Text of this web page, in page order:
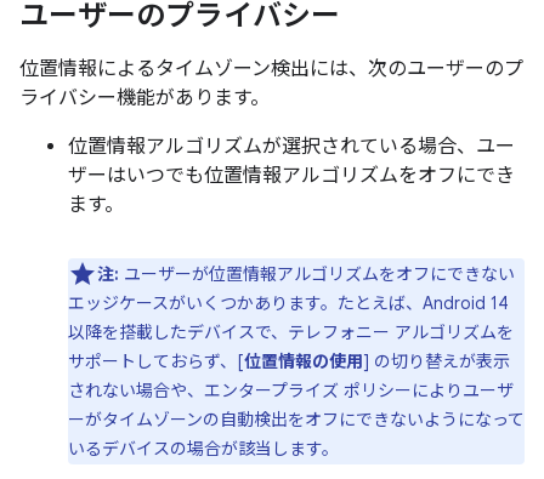
ユーザーのプライバシー
位置情報によるタイムゾーン検出には、次のユーザーのプ
ライバシー機能があります。
位置情報アルゴリズムが選択されている場合、ユー
ザーはいつでも位置情報アルゴリズムをオフにでき
ます。
注: ユーザーが位置情報アルゴリズムをオフにできない
エッジケースがいくつかあります。たとえば、Android 14
以降を搭載したデバイスで、テレフォニー アルゴリズムを
サポートしておらず、[位置情報の使用] の切り替えが表示
されない場合や、エンタープライズ ポリシーによりユーザ
ーがタイムゾーンの自動検出をオフにできないようになって
いるデバイスの場合が該当します。